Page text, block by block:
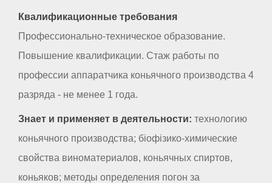
Квалификационные требования
Профессионально-техническое образование.
Повышение квалификации. Стаж работы по
профессии аппаратчика коньячного производства 4
разряда - не менее 1 года.
Знает и применяет в деятельности: технологию
коньячного производства; біофізико-химические
свойства виноматериалов, коньячных спиртов,
коньяков; методы определения погон за